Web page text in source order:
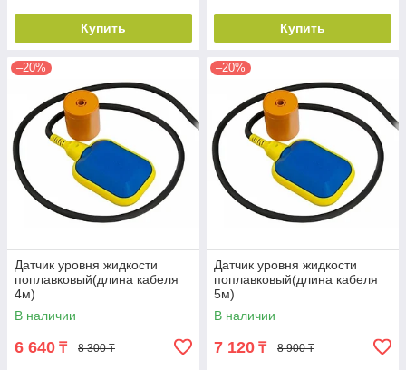
Купить Купить
–20%
Датчик уровня жидкости
поплавковый(длина кабеля
4м)
В наличии
6 640 ₸ 8 300 ₸
–20%
Датчик уровня жидкости
поплавковый(длина кабеля
5м)
В наличии
7 120 ₸ 8 900 ₸